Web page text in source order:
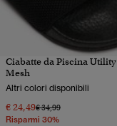
Ciabatte da Piscina Utility
Mesh
Altri colori disponibili
€ 24,49Prezzo ridotto da
€ 34,99a
Risparmi 30%